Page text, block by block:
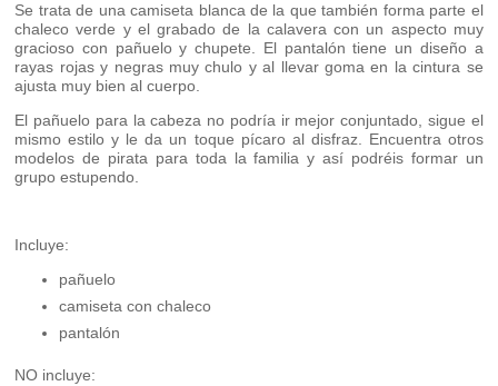
Se trata de una camiseta blanca de la que también forma parte el
chaleco verde y el grabado de la calavera con un aspecto muy
gracioso con pañuelo y chupete. El pantalón tiene un diseño a
rayas rojas y negras muy chulo y al llevar goma en la cintura se
ajusta muy bien al cuerpo.
El pañuelo para la cabeza no podría ir mejor conjuntado, sigue el
mismo estilo y le da un toque pícaro al disfraz. Encuentra otros
modelos de pirata para toda la familia y así podréis formar un
grupo estupendo.
Incluye:
pañuelo
camiseta con chaleco
pantalón
NO incluye: